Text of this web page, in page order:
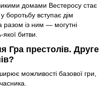
домами Вестеросу стає
вступає дім
разом із ним — могутні
битви.
Гра престолів. Друге
можливості базової гри,